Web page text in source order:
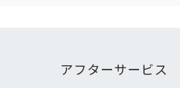
アフターサービス